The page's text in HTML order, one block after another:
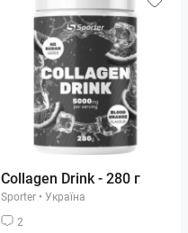
Collagen Drink - 280 г
Sporter • Україна
2